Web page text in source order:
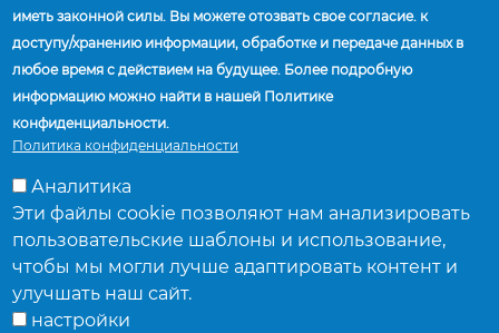
Строка
навигации
Главная Supplier Payments
ПОСТАВЩИКИ
ПРЕДПРИЯТИЯ И ПОДРАЗДЕЛЕНИЯ
ТОРГОВЫЙ ПРЕДСТАВИТЕЛЬ
иметь законной силы. Вы можете отозвать свое согласие. к
доступу/хранению информации, обработке и передаче данных в
любое время с действием на будущее. Более подробную
информацию можно найти в нашей Политике
конфиденциальности.
Политика конфиденциальности
Аналитика
Эти файлы cookie позволяют нам анализировать
пользовательские шаблоны и использование,
чтобы мы могли лучше адаптировать контент и
улучшать наш сайт.
настройки